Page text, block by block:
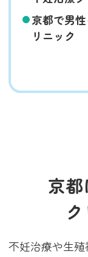
京都で男
リニック
京
不妊治療や生